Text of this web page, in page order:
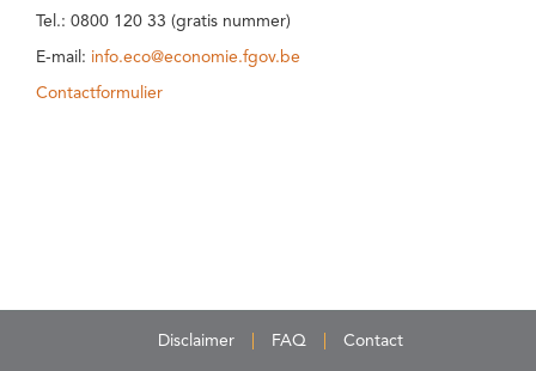
Tel.: 0800 120 33 (gratis nummer)
E-mail: info.eco@economie.fgov.be
Contactformulier
Disclaimer FAQ Contact